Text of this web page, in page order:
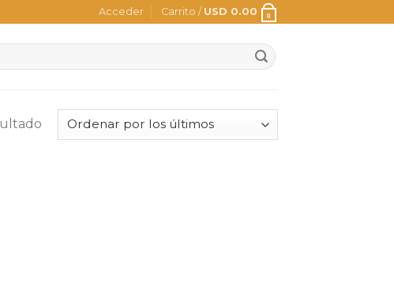
Acceder Carrito / USD 0.00 0